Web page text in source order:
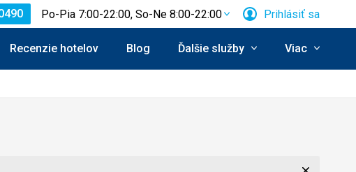
Po-Pia 7:00-22:00, So-Ne 8:00-22:00 Prihlásiť sa
Recenzie hotelov Blog Ďalšie služby Viac